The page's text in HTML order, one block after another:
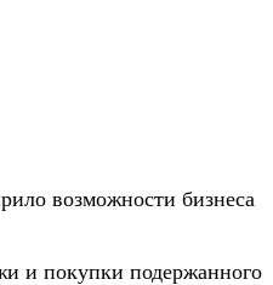
возможности бизнеса
и покупки подержанного